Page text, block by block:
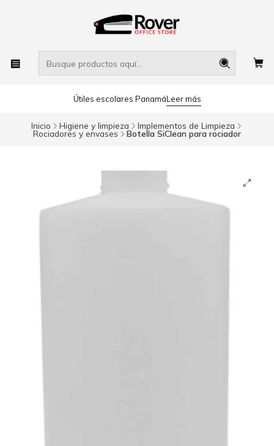
Útiles escolares PanamáLeer más
Inicio Higiene y limpieza Implementos de Limpieza
Rociadores y envases Botella SiClean para rociador